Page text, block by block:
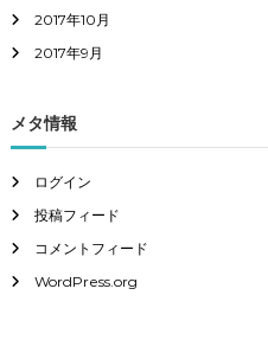
2017年10月
2017年9月
メタ情報
ログイン
投稿フィード
コメントフィード
WordPress.org